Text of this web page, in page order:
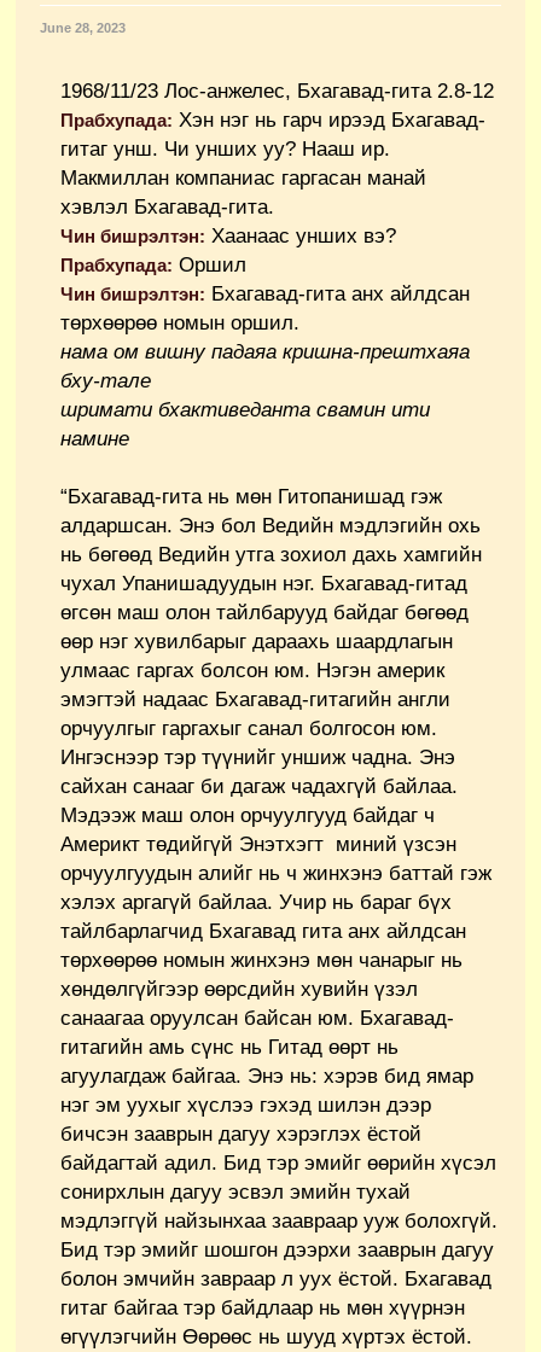
June 28, 2023
1968/11/23 Лос-анжелес, Бхагавад-гита 2.8-12
Прабхупада: Хэн нэг нь гарч ирээд Бхагавад-
гитаг унш. Чи унших уу? Нааш ир.
Макмиллан компаниас гаргасан манай
хэвлэл Бхагавад-гита.
Чин бишрэлтэн: Хаанаас унших вэ?
Прабхупада: Оршил
Чин бишрэлтэн: Бхагавад-гита анх айлдсан
төрхөөрөө номын оршил.
нама ом вишну падаяа кришна-прештхаяа
бху-тале
шримати бхактиведанта свамин ити
намине
“Бхагавад-гита нь мөн Гитопанишад гэж
алдаршсан. Энэ бол Ведийн мэдлэгийн охь
нь бөгөөд Ведийн утга зохиол дахь хамгийн
чухал Упанишадуудын нэг. Бхагавад-гитад
өгсөн маш олон тайлбарууд байдаг бөгөөд
өөр нэг хувилбарыг дараахь шаардлагын
улмаас гаргах болсон юм. Нэгэн америк
эмэгтэй надаас Бхагавад-гитагийн англи
орчуулгыг гаргахыг санал болгосон юм.
Ингэснээр тэр түүнийг уншиж чадна. Энэ
сайхан санааг би дагаж чадахгүй байлаа.
Мэдээж маш олон орчуулгууд байдаг ч
Америкт төдийгүй Энэтхэгт миний үзсэн
орчуулгуудын алийг нь ч жинхэнэ баттай гэж
хэлэх аргагүй байлаа. Учир нь бараг бүх
тайлбарлагчид Бхагавад гита анх айлдсан
төрхөөрөө номын жинхэнэ мөн чанарыг нь
хөндөлгүйгээр өөрсдийн хувийн үзэл
санаагаа оруулсан байсан юм. Бхагавад-
гитагийн амь сүнс нь Гитад өөрт нь
агуулагдаж байгаа. Энэ нь: хэрэв бид ямар
нэг эм уухыг хүслээ гэхэд шилэн дээр
бичсэн зааврын дагуу хэрэглэх ёстой
байдагтай адил. Бид тэр эмийг өөрийн хүсэл
сонирхлын дагуу эсвэл эмийн тухай
мэдлэггүй найзынхаа заавраар ууж болохгүй.
Бид тэр эмийг шошгон дээрхи зааврын дагуу
болон эмчийн завраар л уух ёстой. Бхагавад
гитаг байгаа тэр байдлаар нь мөн хүүрнэн
өгүүлэгчийн Өөрөөс нь шууд хүртэх ёстой.